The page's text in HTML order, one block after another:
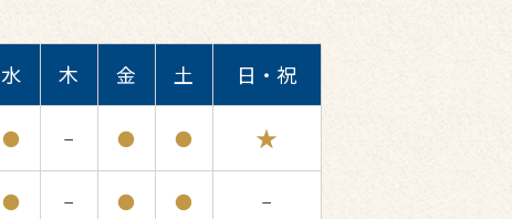
水 木 金 土 日・祝
● − ● ● ★
● − ● ● −